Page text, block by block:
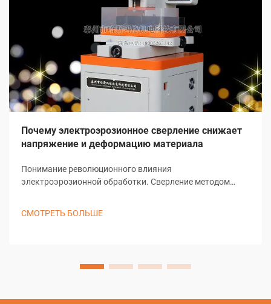
Почему электроэрозионное сверление снижает
напряжение и деформацию материала
Понимание революционного влияния
электроэрозионной обработки. Сверление методом
СМОТРЕТЬ БОЛЬШЕ